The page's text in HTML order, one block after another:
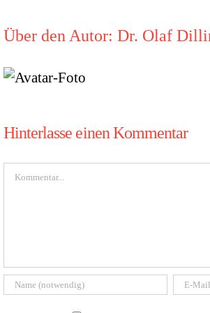
Über den Autor: Dr. Olaf
Hinterlasse einen Kommentar
Kommentar